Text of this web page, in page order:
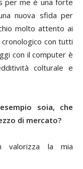
per me è una forte
nuova sfida per
molto attento ai
con tutti
con il computer è
colturale e
soia, che
di mercato?
la mia